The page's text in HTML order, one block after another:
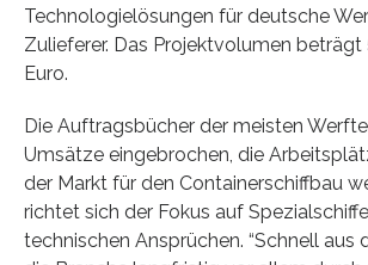
Technologielösungen für deutsche
Zulieferer. Das Projektvolumen beträgt
Euro.
Die Auftragsbücher der meisten
Umsätze eingebrochen, die
der Markt für den Containerschiffbau
richtet sich der Fokus auf
technischen Ansprüchen. “Schnell aus